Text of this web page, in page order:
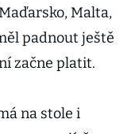
Malta,
padnout ještě
začne platit.
na stole i